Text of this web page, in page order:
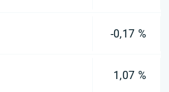
-0,17 %
1,07 %